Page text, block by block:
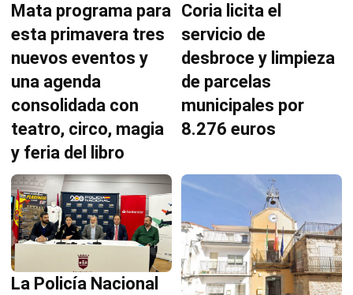
Mata programa para
esta primavera tres
nuevos eventos y
una agenda
consolidada con
teatro, circo, magia
y feria del libro
Coria licita el
servicio de
desbroce y limpieza
de parcelas
municipales por
8.276 euros
La Policía Nacional